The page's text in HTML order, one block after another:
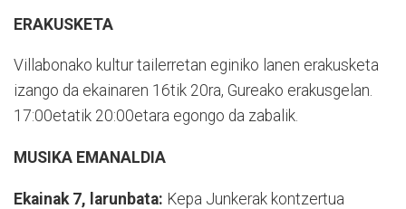
ERAKUSKETA
Villabonako kultur tailerretan eginiko lanen erakusketa
izango da ekainaren 16tik 20ra, Gureako erakusgelan.
17:00etatik 20:00etara egongo da zabalik.
MUSIKA EMANALDIA
Ekainak 7, larunbata: Kepa Junkerak kontzertua